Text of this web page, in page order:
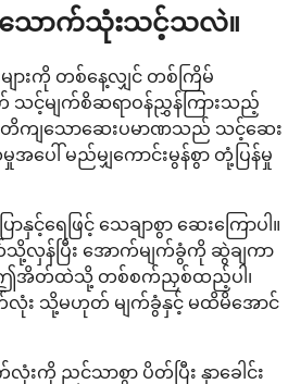
ောက်သုံးသင့်သလဲ။
ားကို တစ်နေ့လျှင် တစ်ကြိမ်
င့်မျက်စိဆရာဝန်ညွှန်ကြားသည့်
တိကျသောဆေးပမာဏသည် သင့်ဆေး
ပေါ် မည်မျှကောင်းမွန်စွာ တုံ့ပြန်မှု
ရေဖြင့် သေချာစွာ ဆေးကြောပါ။
သို့လှန်ပြီး အောက်မျက်ခွံကို ဆွဲချကာ
ဤအိတ်ထဲသို့ တစ်စက်ညှစ်ထည့်ပါ၊
လုံး သို့မဟုတ် မျက်ခွံနှင့် မထိမိအောင်
းကို ညင်သာစွာ ပိတ်ပြီး နှာခေါင်း